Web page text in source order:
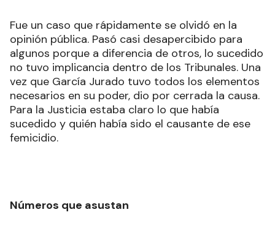
Fue un caso que rápidamente se olvidó en la
opinión pública. Pasó casi desapercibido para
algunos porque a diferencia de otros, lo sucedido
no tuvo implicancia dentro de los Tribunales. Una
vez que García Jurado tuvo todos los elementos
necesarios en su poder, dio por cerrada la causa.
Para la Justicia estaba claro lo que había
sucedido y quién había sido el causante de ese
femicidio.
Números que asustan